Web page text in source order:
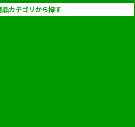
品カテゴリから探す